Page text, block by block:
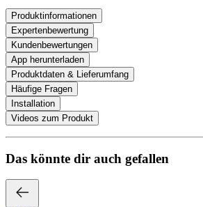
Produktinformationen
Expertenbewertung
Kundenbewertungen
App herunterladen
Produktdaten & Lieferumfang
Häufige Fragen
Installation
Videos zum Produkt
Das könnte dir auch gefallen